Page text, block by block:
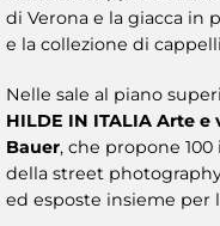
di Verona e la giacca in
e la collezione di
Nelle sale al piano
HILDE IN ITALIA Arte
Bauer, che propone
della street
ed esposte insieme per